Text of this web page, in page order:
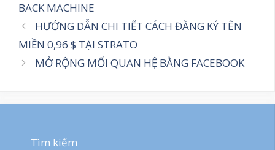
BACK MACHINE
HƯỚNG DẪN CHI TIẾT CÁCH ĐĂNG KÝ TÊN
MIỀN 0,96 $ TẠI STRATO
MỞ RỘNG MỐI QUAN HỆ BẰNG FACEBOOK
Tìm kiếm